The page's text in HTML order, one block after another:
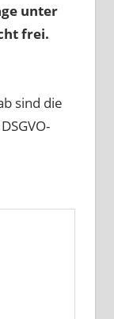
unter
frei.
sind die